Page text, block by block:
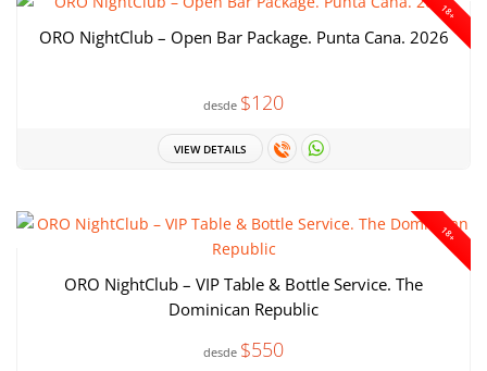
18+
ORO NightClub – Open Bar Package. Punta Cana. 2026
desde $120
VIEW DETAILS
18+
ORO NightClub – VIP Table & Bottle Service. The
Dominican Republic
desde $550